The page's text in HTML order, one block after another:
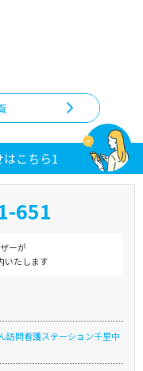
こちら1
651
ーが
いたします
訪問看護ステーション千里中